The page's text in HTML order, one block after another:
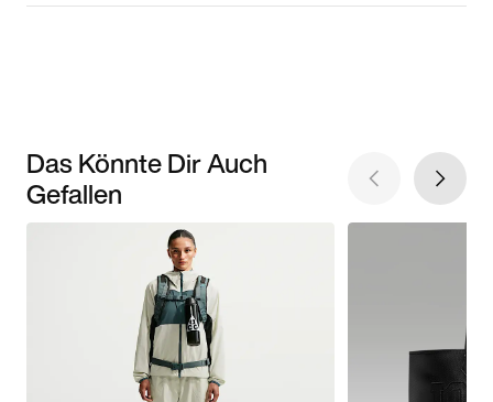
Das Könnte Dir Auch
Gefallen